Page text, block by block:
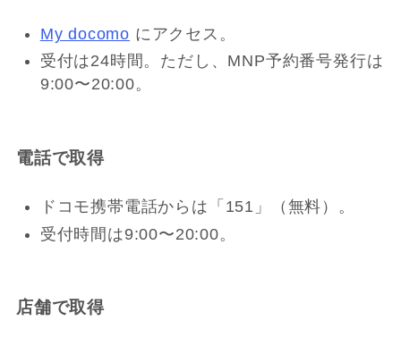
My docomo にアクセス。
受付は24時間。ただし、MNP予約番号発行は
9:00〜20:00。
電話で取得
ドコモ携帯電話からは「151」（無料）。
受付時間は9:00〜20:00。
店舗で取得